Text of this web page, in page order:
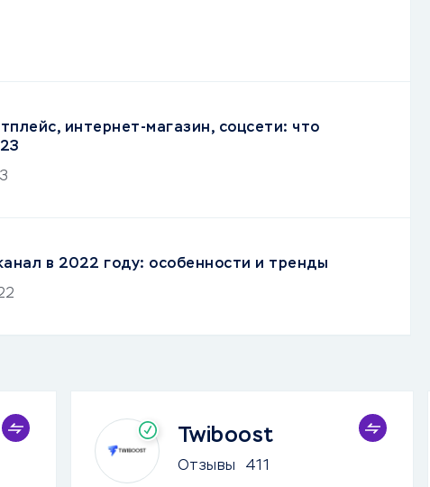
интернет-магазин, соцсети: что
в 2022 году: особенности и тренды
Twiboost
Отзывы 411